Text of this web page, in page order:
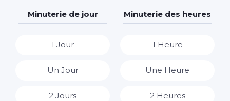
Minuterie de jour
1 Jour
Un Jour
2 Jours
Minuterie des heures
1 Heure
Une Heure
2 Heures